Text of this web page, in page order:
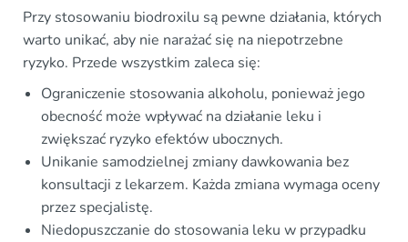
Przy stosowaniu biodroxilu są pewne działania, których
warto unikać, aby nie narażać się na niepotrzebne
ryzyko. Przede wszystkim zaleca się:
Ograniczenie stosowania alkoholu, ponieważ jego
obecność może wpływać na działanie leku i
zwiększać ryzyko efektów ubocznych.
Unikanie samodzielnej zmiany dawkowania bez
konsultacji z lekarzem. Każda zmiana wymaga oceny
przez specjalistę.
Niedopuszczanie do stosowania leku w przypadku